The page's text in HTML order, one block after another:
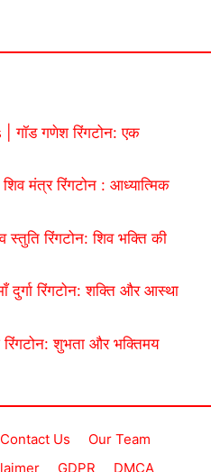
गणेश रिंगटोन: एक
मंत्र रिंगटोन : आध्यात्मिक
रिंगटोन: शिव भक्ति की
रिंगटोन: शक्ति और आस्था
शुभता और भक्तिमय
Contact Us
Our Team
GDPR DMCA